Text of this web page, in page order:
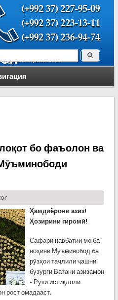
поиска Поиск
бо фаъолон ва
Ҳамдиёрони азиз!
Ҳозирини гиромӣ!
Сафари навбатии мо ба
ноҳияи Мӯъминобод ба
рӯзҳои таҷлили ҷашни
бузурги Ватани азизамон
- Рӯзи истиқлоли
рост омадааст.